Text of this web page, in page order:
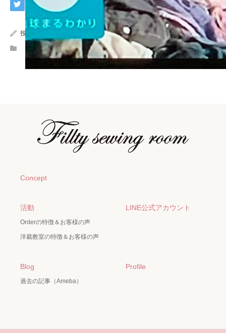
投稿者:
Concept
活動
Orderの特徴＆お客様の声
洋裁教室の特徴＆お客様の声
LINE公式アカウント
Blog
過去の記事（Ameba）
Profile